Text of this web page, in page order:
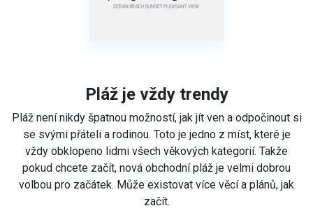
Pláž je vždy trendy
Pláž není nikdy špatnou možností, jak jít ven a odpočinout si
se svými přáteli a rodinou. Toto je jedno z míst, které je
vždy obklopeno lidmi všech věkových kategorií. Takže
pokud chcete začít, nová obchodní pláž je velmi dobrou
volbou pro začátek. Může existovat více věcí a plánů, jak
začít.